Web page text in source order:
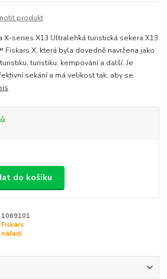
produkt
X-series X13 Ultralehká turistická sekera X13
X, která byla dovedně navržena jako
turistiku, kempování a další. Je
sekání a má velikost tak, aby se
do košíku
1069101
Fiskars
nářadí